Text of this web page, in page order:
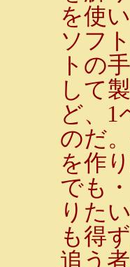
を使
ソフ
トの
して
ど、1
のだ
を作
でも
りた
も得
追う